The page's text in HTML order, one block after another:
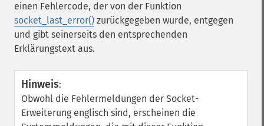
einen Fehlercode, der von der Funktion
socket_last_error() zurückgegeben wurde, entgegen
und gibt seinerseits den entsprechenden
Erklärungstext aus.
Hinweis:
Obwohl die Fehlermeldungen der Socket-
Erweiterung englisch sind, erscheinen die